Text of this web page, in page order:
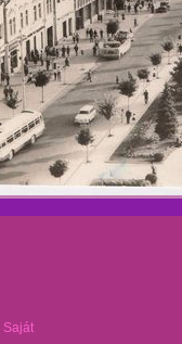
Saját